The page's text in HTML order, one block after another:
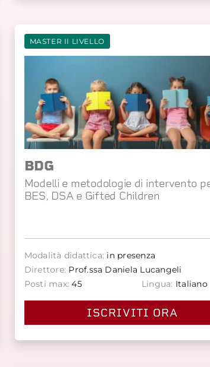
MASTER II LIVELLO
BDG
Modelli e metodologie di intervento
BES, DSA e Gifted Children
Modalità didattica: in presenza
Direttore: Prof.ssa Daniela Lucangeli
Posti max: 45 Lingua: Italiano
ISCRIVITI ORA